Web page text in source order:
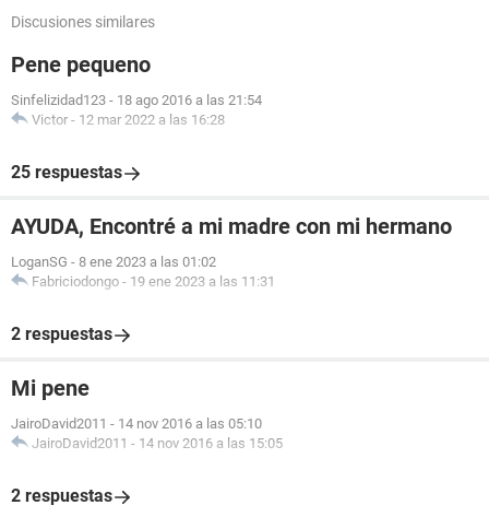
Discusiones similares
Pene pequeno
Sinfelizidad123 - 18 ago 2016 a las 21:54
Victor - 12 mar 2022 a las 16:28
25 respuestas
AYUDA, Encontré a mi madre con mi hermano
LoganSG - 8 ene 2023 a las 01:02
Fabriciodongo - 19 ene 2023 a las 11:31
2 respuestas
Mi pene
JairoDavid2011 - 14 nov 2016 a las 05:10
JairoDavid2011 - 14 nov 2016 a las 15:05
2 respuestas